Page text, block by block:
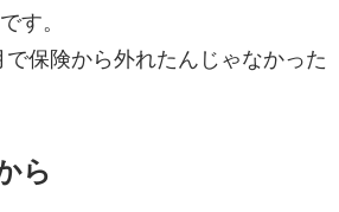
す。
保険から外れたんじゃなかった
ら